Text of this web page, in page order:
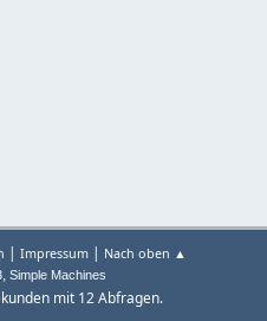
| Impressum | Nach oben ▲
, Simple Machines
mit 12 Abfragen.